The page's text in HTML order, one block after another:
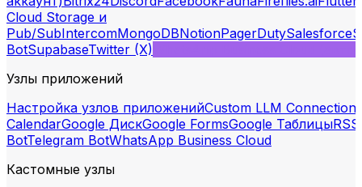
Cloud Storage и
Pub/SubIntercomMongoDBNotionPagerDutySalesforce
BotSupabaseTwitter (X)
Узлы приложений
Настройка узлов приложенийCustom LLM Connection
CalendarGoogle ДискGoogle FormsGoogle ТаблицыRSS
BotTelegram BotWhatsApp Business Cloud
Кастомные узлы